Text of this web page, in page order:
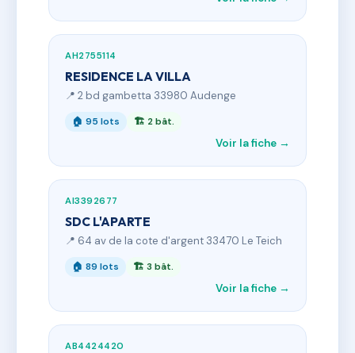
AH2755114
RESIDENCE LA VILLA
📍 2 bd gambetta 33980 Audenge
🏠 95 lots 🏗 2 bât.
Voir la fiche →
AI3392677
SDC L'APARTE
📍 64 av de la cote d'argent 33470 Le Teich
🏠 89 lots 🏗 3 bât.
Voir la fiche →
AB4424420